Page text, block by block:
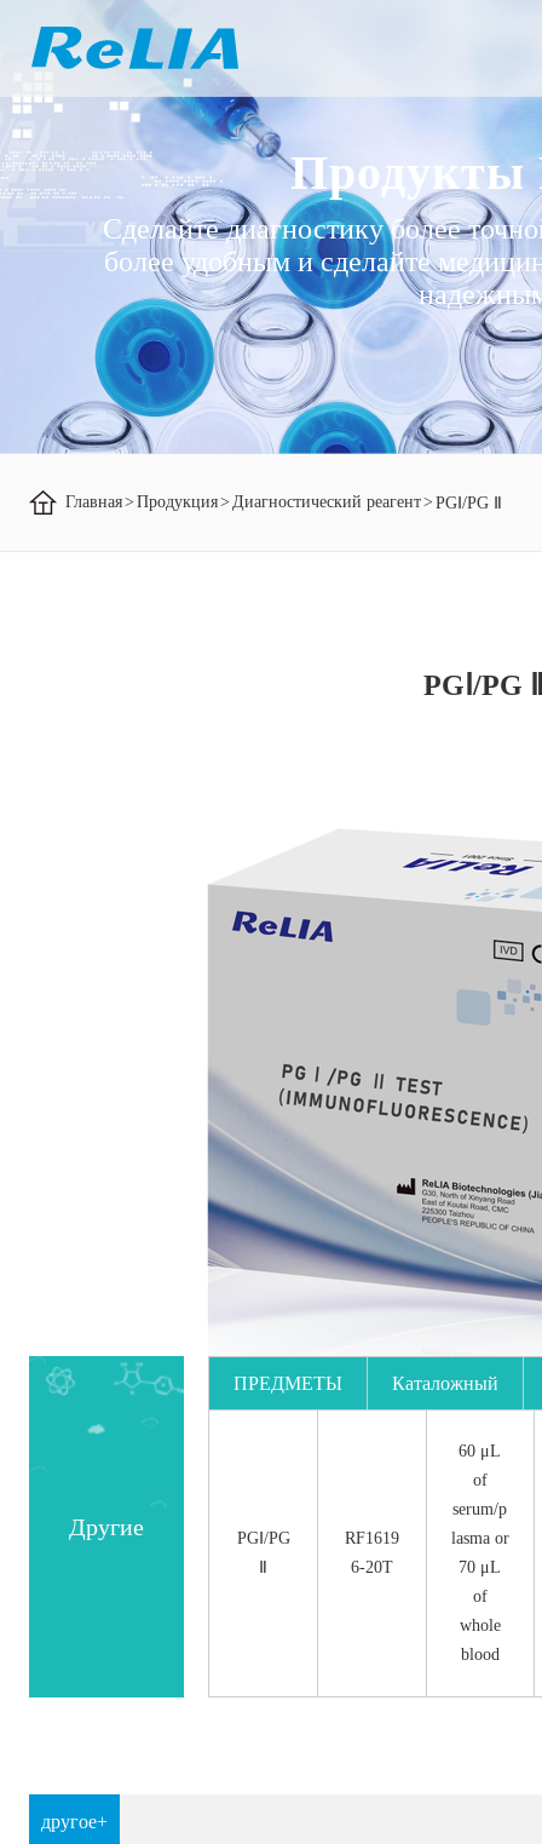
Продукты
Сделайте диагностику более
более удобным и сделайте
Главная> Продукция> Диагностический реагент> PGⅠ/PG Ⅱ
PGⅠ/PG
Другие
ПРЕДМЕТЫ Каталожный
PGⅠ/PG
RF1619
6-20T
60 μL
of
serum/p
lasma or
70 μL
of
whole
blood
другое+